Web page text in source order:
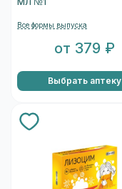
МЛ №1
Все формы выпуска
от 379 ₽
Выбрать аптеку